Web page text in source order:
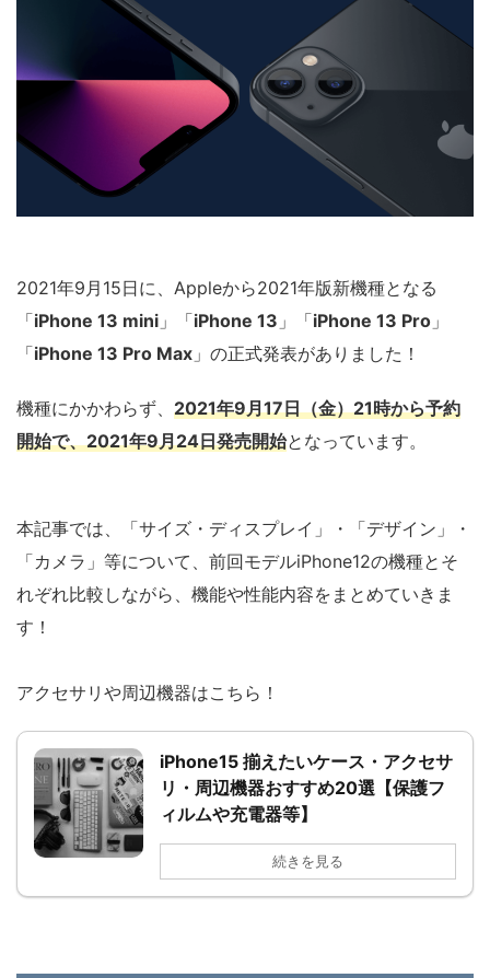
2021年9月15日に、Appleから2021年版新機種となる
「iPhone 13 mini 」「iPhone 13 」「iPhone 13 Pro 」
「iPhone 13 Pro Max 」の正式発表がありました！
機種にかかわらず、 2021年9月17日（金）21時から予約
開始で、2021年9月24日発売開始となっています。
本記事では、「サイズ・ディスプレイ」・「デザイン」・
「カメラ」等について、前回モデルiPhone12の機種とそ
れぞれ比較しながら、機能や性能内容をまとめていきま
す！
アクセサリや周辺機器はこちら！
iPhone15 揃えたいケース・アクセサ
リ・周辺機器おすすめ20選【保護フ
ィルムや充電器等】
続きを見る